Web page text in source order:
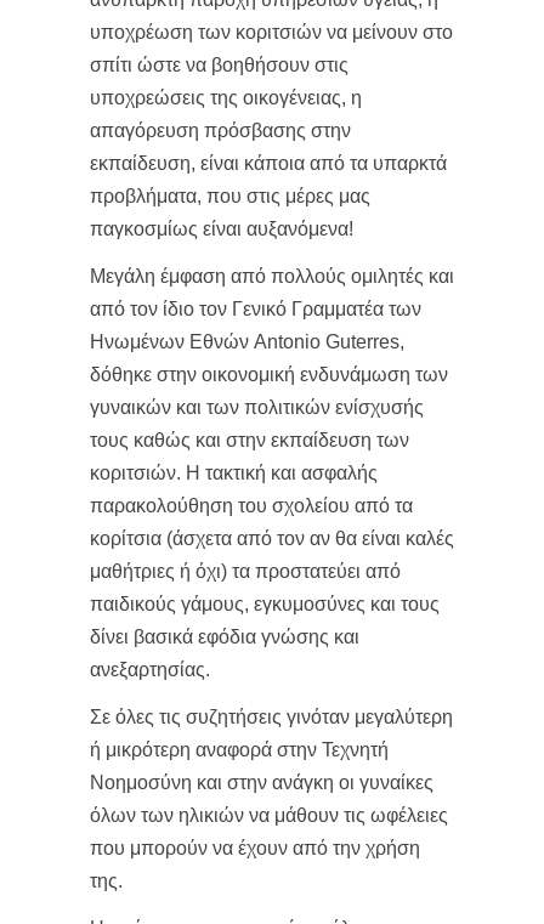
υποχρέωση των κοριτσιών να μείνουν στο
σπίτι ώστε να βοηθήσουν στις
υποχρεώσεις της οικογένειας, η
απαγόρευση πρόσβασης στην
εκπαίδευση, είναι κάποια από τα υπαρκτά
προβλήματα, που στις μέρες μας
παγκοσμίως είναι αυξανόμενα!
Μεγάλη έμφαση από πολλούς ομιλητές και
από τον ίδιο τον Γενικό Γραμματέα των
Ηνωμένων Εθνών Antonio Guterres,
δόθηκε στην οικονομική ενδυνάμωση των
γυναικών και των πολιτικών ενίσχυσής
τους καθώς και στην εκπαίδευση των
κοριτσιών. Η τακτική και ασφαλής
παρακολούθηση του σχολείου από τα
κορίτσια (άσχετα από τον αν θα είναι καλές
μαθήτριες ή όχι) τα προστατεύει από
παιδικούς γάμους, εγκυμοσύνες και τους
δίνει βασικά εφόδια γνώσης και
ανεξαρτησίας.
Σε όλες τις συζητήσεις γινόταν μεγαλύτερη
ή μικρότερη αναφορά στην Τεχνητή
Νοημοσύνη και στην ανάγκη οι γυναίκες
όλων των ηλικιών να μάθουν τις ωφέλειες
που μπορούν να έχουν από την χρήση
της.